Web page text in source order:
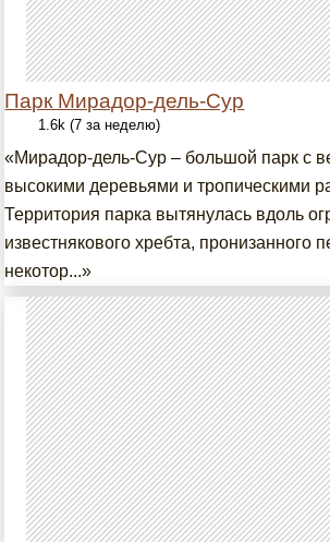
Парк Мирадор-дель-Сур
1.6k (7 за неделю)
«Мирадор-дель-Сур – большой парк с
высокими деревьями и тропическими
Территория парка вытянулась вдоль
известнякового хребта, пронизанного
некотор...»